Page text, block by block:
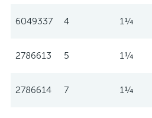
6049337 4 1¼
2786613 5 1¼
2786614 7 1¼